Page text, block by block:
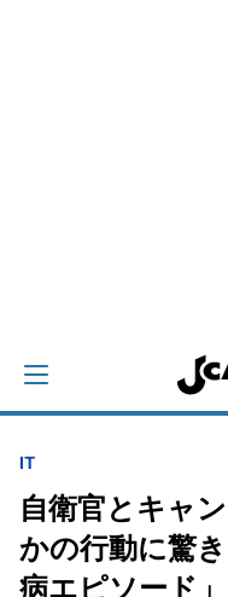
IT
自衛官とキャ
かの行動に驚
病エピソード